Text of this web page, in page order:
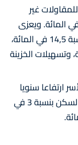
غير
الخاصة ارتفاعا سنويا بنسبة 6,4 في المائة. ويعزى
هذا التطور إلى ارتفاع قروض التجهيز بنسبة 14,5 في المائة،
بـ 7 في المائة، وتسهيلات الخزينة
ارتفاعا سنويا
بنسبة 3,6 في المائة، مع ارتفاع قروض السكن بنسبة 3 في